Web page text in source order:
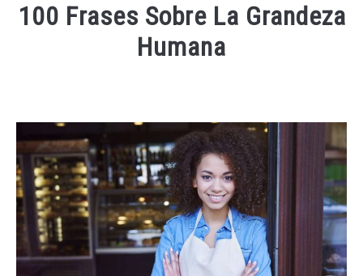
100 Frases Sobre La Grandeza
Humana
in
Frases